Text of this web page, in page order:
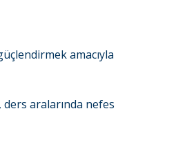
amacıyla
aralarında nefes